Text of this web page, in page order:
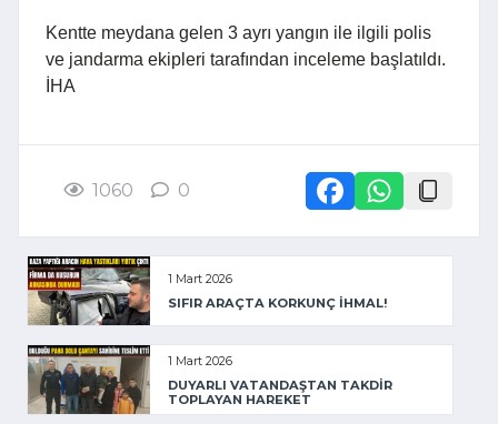
Kentte meydana gelen 3 ayrı yangın ile ilgili polis
ve jandarma ekipleri tarafından inceleme başlatıldı.
İHA
1060 0
1 Mart 2026
SIFIR ARAÇTA KORKUNÇ İHMAL!
1 Mart 2026
DUYARLI VATANDAŞTAN TAKDİR
TOPLAYAN HAREKET